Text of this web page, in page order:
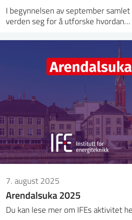
I begynnelsen av september
verden seg for å utforske hvordan…
7. august 2025
Arendalsuka 2025
Du kan lese mer om IFEs aktivitet